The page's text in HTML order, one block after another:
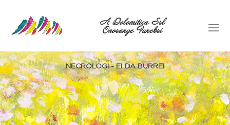
A Dolomitica Srl
Onoranze Funebri
NECROLOGI - ELDA BURREI